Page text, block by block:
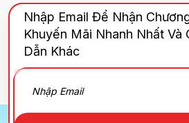
Nhập Email Để Nhận
Khuyến Mãi Nhanh Nhất Và
Dẫn Khác